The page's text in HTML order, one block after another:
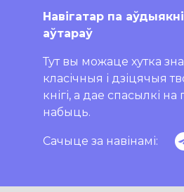
Навігатар па
аўтараў
Тут вы можаце хутка
класічныя і дзіцячыя
кнігі, а дае спасылкі
набыць.
Сачыце за навінамі: